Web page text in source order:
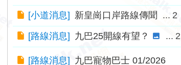
[小道消息] 新皇崗口岸路線傳聞 ... 2
[路線消息] 九巴25開線有望？ ... 2
[路線消息] 九巴寵物巴士 01/2026